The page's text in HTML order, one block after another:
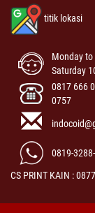
titik lokasi
Monday
Saturday
0817 666
0757
0819-
CS PRINT KAIN :